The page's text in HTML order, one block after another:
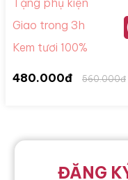
Giao trong 3h
Kem tươi 100%
480.000đ 560.000đ
ĐĂNG